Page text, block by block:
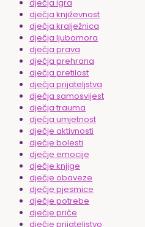
dječja igra
dječja književnost
dječja kralježnica
dječja ljubomora
dječja prava
dječja prehrana
dječja pretilost
dječja prijateljstva
dječja samosvijest
dječja trauma
dječja umjetnost
dječje aktivnosti
dječje bolesti
dječje emocije
dječje knjige
dječje obaveze
dječje pjesmice
dječje potrebe
dječje priče
dječje prijateljstvo